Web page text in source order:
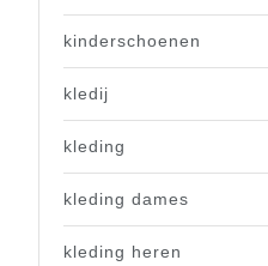
kinderschoenen
kledij
kleding
kleding dames
kleding heren